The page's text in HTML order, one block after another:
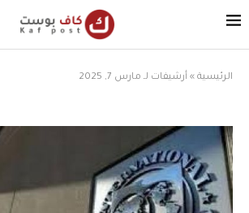
الرئيسية » أرشيفات لـ مارس 7, 2025